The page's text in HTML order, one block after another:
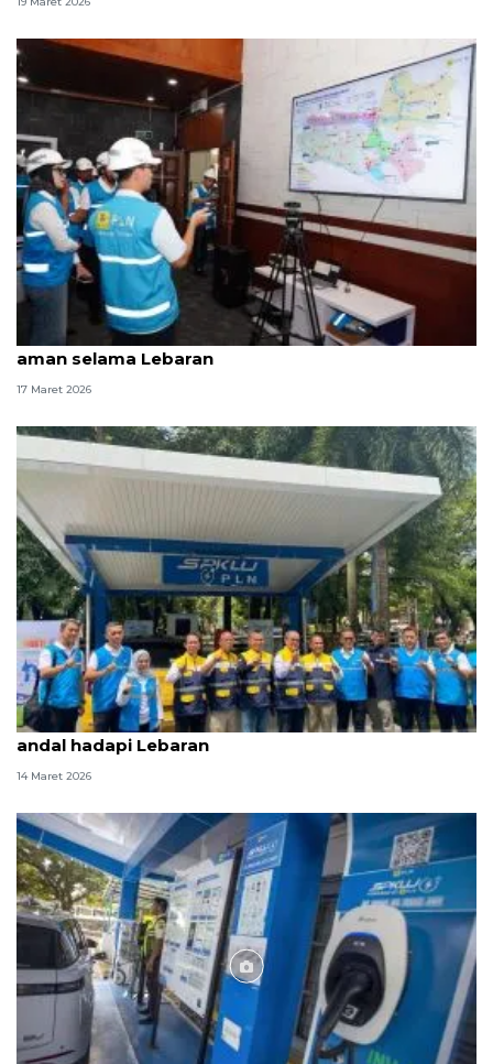
PLN siagakan personel pastikan pasokan listrik
aman selama Lebaran
17 Maret 2026
Kementerian ESDM pastikan listrik PLN Sulselrabar
andal hadapi Lebaran
14 Maret 2026